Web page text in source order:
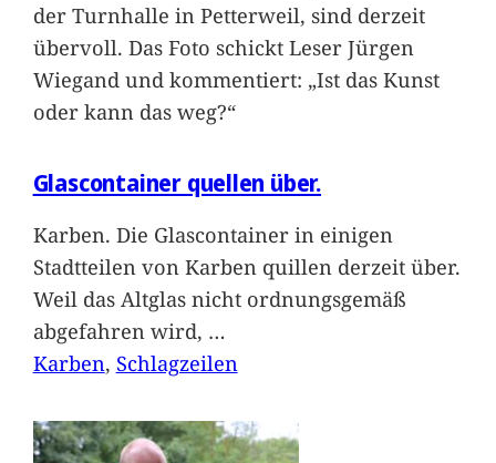
der Turnhalle in Petterweil, sind derzeit
übervoll. Das Foto schickt Leser Jürgen
Wiegand und kommentiert: „Ist das Kunst
oder kann das weg?“
Glascontainer quellen über.
Karben. Die Glascontainer in einigen
Stadtteilen von Karben quillen derzeit über.
Weil das Altglas nicht ordnungsgemäß
abgefahren wird, …
Karben, Schlagzeilen